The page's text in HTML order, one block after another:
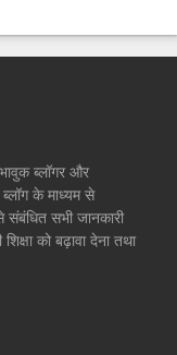
ब्लॉगर और
के माध्यम से
सभी जानकारी
को बढ़ावा देना तथा